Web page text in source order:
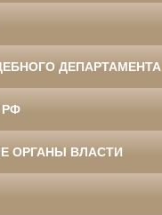
ДЕПАРТАМЕНТА
РФ
ОРГАНЫ ВЛАСТИ